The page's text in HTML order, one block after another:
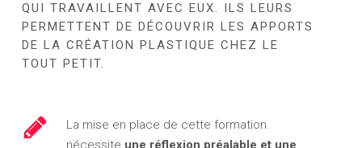
QUI TRAVAILLENT AVEC EUX. ILS LEURS
PERMETTENT DE DÉCOUVRIR LES APPORTS
DE LA CRÉATION PLASTIQUE CHEZ LE
TOUT PETIT.
La mise en place de cette formation
nécessite une réflexion préalable et une